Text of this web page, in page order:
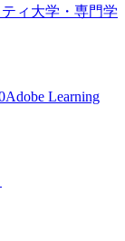
ィ 大学・専門学
Adobe Learning